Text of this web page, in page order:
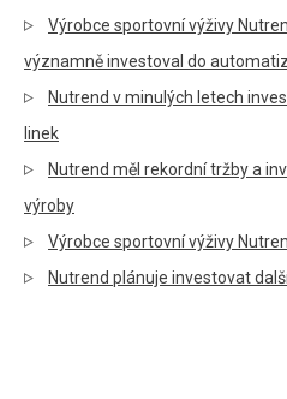
Výrobce sportovní výživy
významně investoval do
Nutrend v minulých letech
linek
Nutrend měl rekordní tržby a
výroby
Výrobce sportovní výživy
Nutrend plánuje investovat